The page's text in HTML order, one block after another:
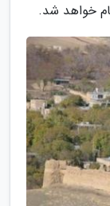
خواهد شد.